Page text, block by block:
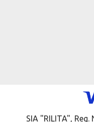
SIA "RILITA",